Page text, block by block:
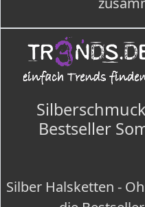
Bestseller
Silber Halsketten -